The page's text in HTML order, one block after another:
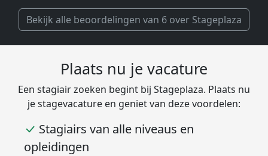
Bekijk alle beoordelingen van 6 over Stageplaza
Plaats nu je vacature
Een stagiair zoeken begint bij Stageplaza. Plaats nu
je stagevacature en geniet van deze voordelen:
Stagiairs van alle niveaus en
opleidingen